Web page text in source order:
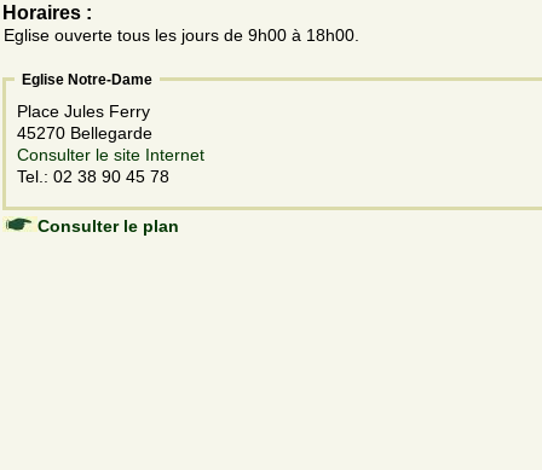
Horaires :
Eglise ouverte tous les jours de 9h00 à 18h00.
Eglise Notre-Dame
Place Jules Ferry
45270 Bellegarde
Consulter le site Internet
Tel.: 02 38 90 45 78
Consulter le plan